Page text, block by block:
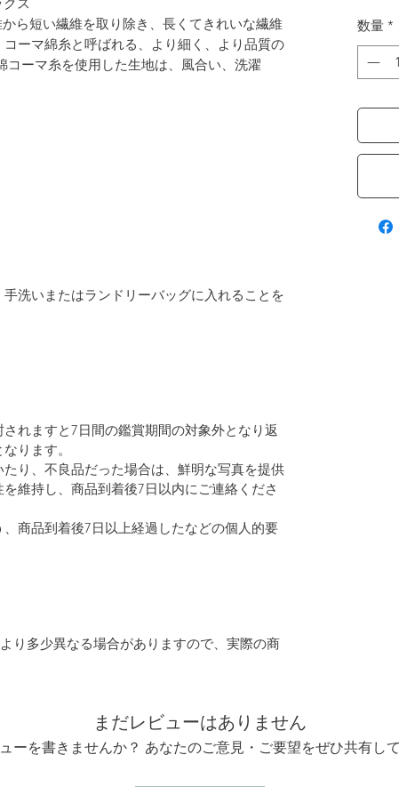
ス
ら短い繊維を取り除き、長くてきれいな繊維
ーマ綿糸と呼ばれる、より細く、より品質の
コーマ糸を使用した生地は、風合い、洗濯
洗いまたはランドリーバッグに入れることを
れますと7日間の鑑賞期間の対象外となり返
ります。
り、不良品だった場合は、鮮明な写真を提供
維持し、商品到着後7日以内にご連絡くださ
商品到着後7日以上経過したなどの個人的要
り多少異なる場合がありますので、実際の商
数量 *
まだレビューはありません
ーを書きませんか？ あなたのご意見・ご要望をぜひ共有して